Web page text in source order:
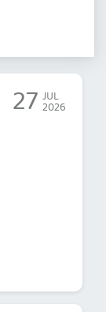
27 JUL
2026